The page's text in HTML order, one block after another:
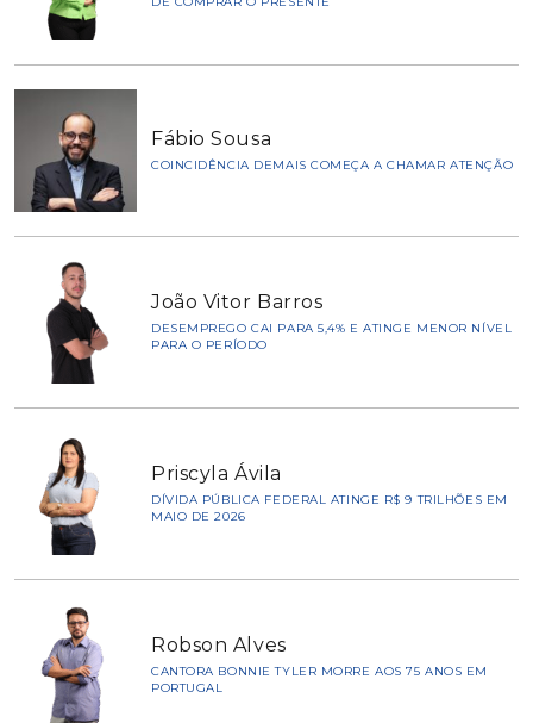
Fábio Sousa
COINCIDÊNCIA DEMAIS COMEÇA A CHAMAR ATENÇÃO
João Vitor Barros
DESEMPREGO CAI PARA 5,4% E ATINGE MENOR NÍVEL
PARA O PERÍODO
Priscyla Ávila
DÍVIDA PÚBLICA FEDERAL ATINGE R$ 9 TRILHÕES EM
MAIO DE 2026
Robson Alves
CANTORA BONNIE TYLER MORRE AOS 75 ANOS EM
PORTUGAL